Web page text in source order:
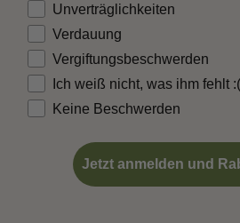
Unverträglichkeiten
Verdauung
Vergiftungsbeschwerden
Ich weiß nicht, was ihm fehlt :(
Keine Beschwerden
Jetzt anmelden und